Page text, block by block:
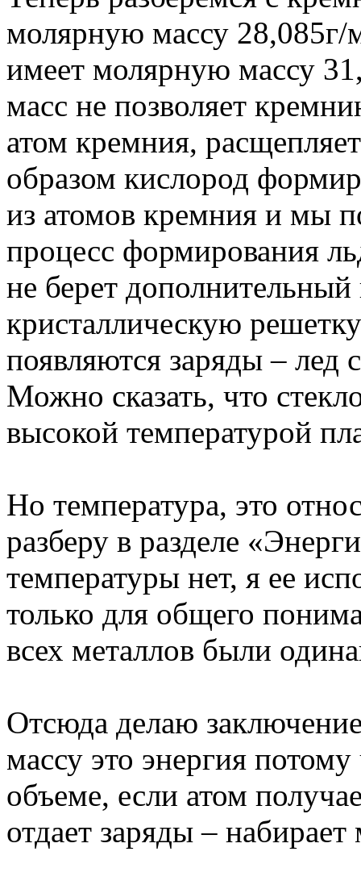
молярную массу 28,085г/
имеет молярную массу
масс не позволяет
атом кремния,
образом кислород
из атомов кремния и мы
процесс формирования
не берет дополнительный
кристаллическую
появляются заряды – лед
Можно сказать, что
высокой температурой
Но температура, это
разберу в разделе
температуры нет, я ее
только для общего
всех металлов были
Отсюда делаю
массу это энергия
объеме, если атом
отдает заряды – набирает